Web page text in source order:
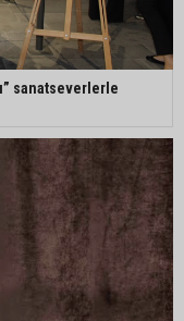
uygulaması: 62 aranan
silahlı saldırı: 3 kişi
Ar-Ge ve sanayi iş
sanatseverlerle